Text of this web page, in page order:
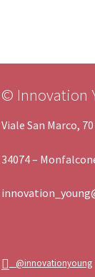
© Innovation
Viale San Marco, 70
34074 –
@innovationyoung